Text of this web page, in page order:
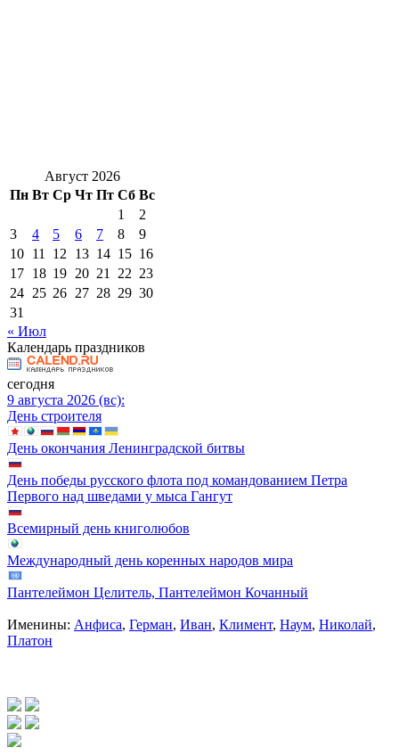
Август 2026
Пн Вт Ср Чт Пт Сб Вс
1
2
3
4 5 6 7 8
9
10 11 12 13 14 15 16
17 18 19 20 21 22 23
24 25 26 27 28 29 30
31
« Июл
Календарь праздников
сегодня
9 августа 2026 (вс):
День строителя
День окончания Ленинградской битвы
День победы русского флота под командованием Петра
Первого над шведами у мыса Гангут
Всемирный день книголюбов
Международный день коренных народов мира
Пантелеймон Целитель, Пантелеймон Кочанный
Именины: Анфиса, Герман, Иван, Климент, Наум, Николай,
Платон